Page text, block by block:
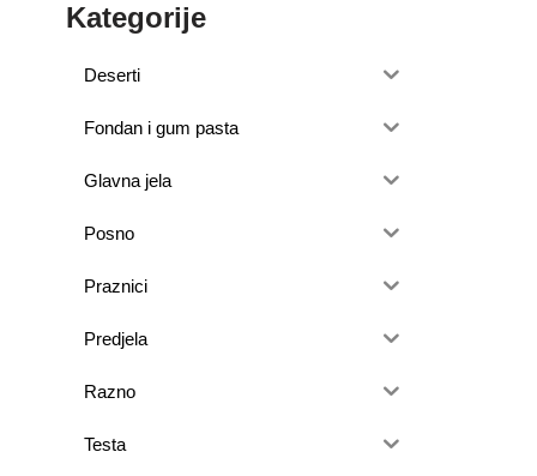
Kategorije
Deserti
Fondan i gum pasta
Glavna jela
Posno
Praznici
Predjela
Razno
Testa